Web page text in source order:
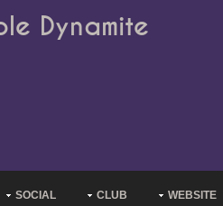
Dynamite
SOCIAL CLUB WEBSITE